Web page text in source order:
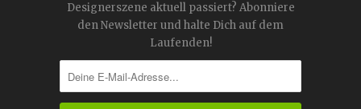
Designerszene aktuell passiert? Abonniere
den Newsletter und halte Dich auf dem
Laufenden!